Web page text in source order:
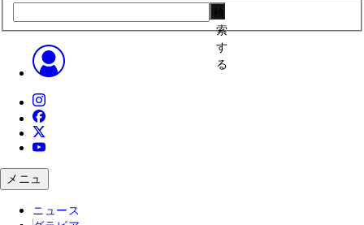
索
す
る
メニュ
ニュース